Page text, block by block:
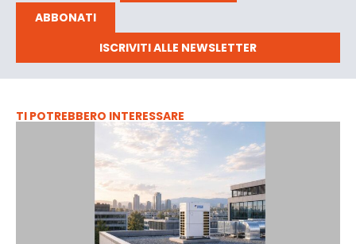
ABBONATI
ISCRIVITI ALLE NEWSLETTER
TI POTREBBERO INTERESSARE